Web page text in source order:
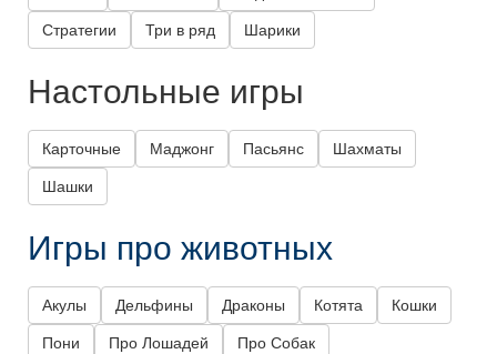
Стратегии Три в ряд Шарики
Настольные игры
Карточные Маджонг Пасьянс Шахматы
Шашки
Игры про животных
Акулы Дельфины Драконы Котята Кошки
Пони Про Лошадей Про Собак